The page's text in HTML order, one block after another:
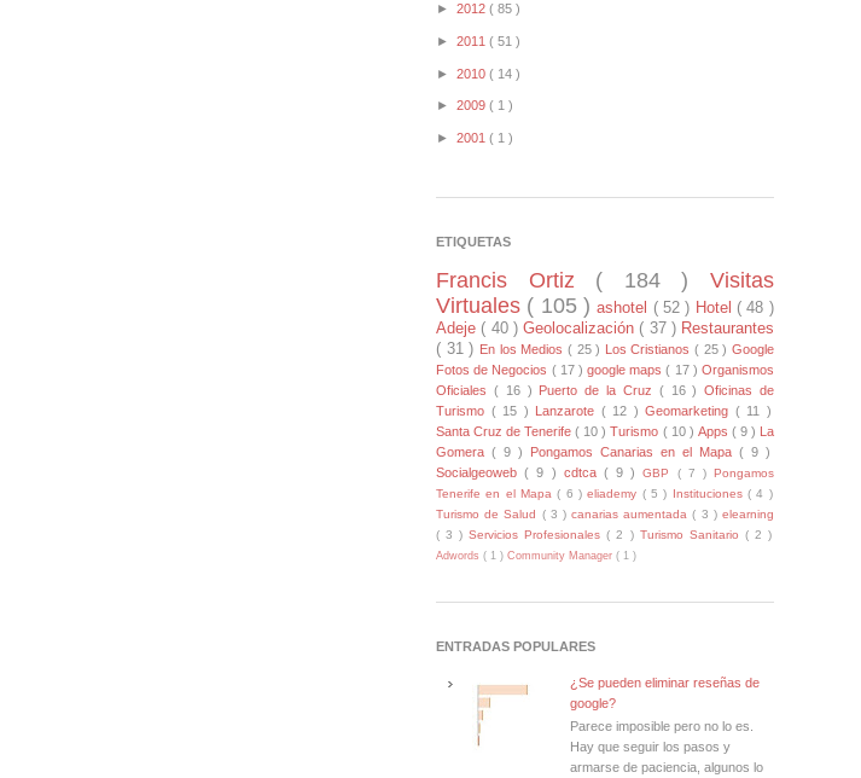
► 2012 ( 85 )
► 2011 ( 51 )
► 2010 ( 14 )
► 2009 ( 1 )
► 2001 ( 1 )
ETIQUETAS
Francis Ortiz ( 184 )Visitas
Virtuales ( 105 )ashotel ( 52 ) Hotel ( 48 )
Adeje ( 40 ) Geolocalización ( 37 ) Restaurantes
( 31 ) En los Medios ( 25 ) Los Cristianos( 25 )Google
Fotos de Negocios ( 17 )google maps( 17 )Organismos
Oficiales ( 16 ) Puerto de la Cruz ( 16 )Oficinas de
Turismo ( 15 ) Lanzarote ( 12 ) Geomarketing ( 11 )
Santa Cruz de Tenerife( 10 )Turismo ( 10 ) Apps ( 9 ) La
Gomera ( 9 ) Pongamos Canarias en el Mapa ( 9 )
Socialgeoweb( 9 ) cdtca ( 9 )GBP ( 7 )Pongamos
Tenerife en el Mapa( 6 )eliademy ( 5 ) Instituciones( 4 )
Turismo de Salud ( 3 )canarias aumentada( 3 )elearning
( 3 )Servicios Profesionales( 2 ) Turismo Sanitario ( 2 )
Adwords ( 1 ) Community Manager ( 1 )
ENTRADAS POPULARES
¿Se pueden eliminar reseñas de
google?
Parece imposible pero no lo es.
Hay que seguir los pasos y
armarse de paciencia, algunos lo